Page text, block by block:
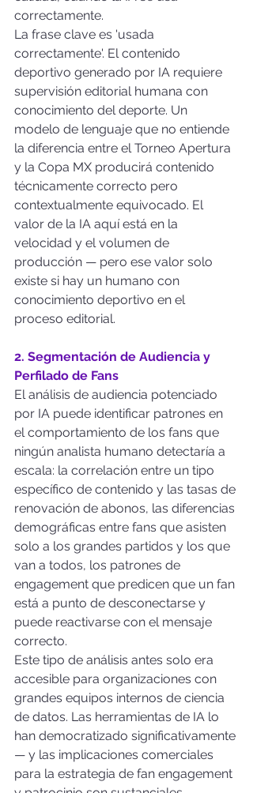
correctamente.
La frase clave es 'usada
correctamente'. El contenido
deportivo generado por IA requiere
supervisión editorial humana con
conocimiento del deporte. Un
modelo de lenguaje que no entiende
la diferencia entre el Torneo Apertura
y la Copa MX producirá contenido
técnicamente correcto pero
contextualmente equivocado. El
valor de la IA aquí está en la
velocidad y el volumen de
producción — pero ese valor solo
existe si hay un humano con
conocimiento deportivo en el
proceso editorial.
2. Segmentación de Audiencia y
Perfilado de Fans
El análisis de audiencia potenciado
por IA puede identificar patrones en
el comportamiento de los fans que
ningún analista humano detectaría a
escala: la correlación entre un tipo
específico de contenido y las tasas de
renovación de abonos, las diferencias
demográficas entre fans que asisten
solo a los grandes partidos y los que
van a todos, los patrones de
engagement que predicen que un fan
está a punto de desconectarse y
puede reactivarse con el mensaje
correcto.
Este tipo de análisis antes solo era
accesible para organizaciones con
grandes equipos internos de ciencia
de datos. Las herramientas de IA lo
han democratizado significativamente
— y las implicaciones comerciales
para la estrategia de fan engagement